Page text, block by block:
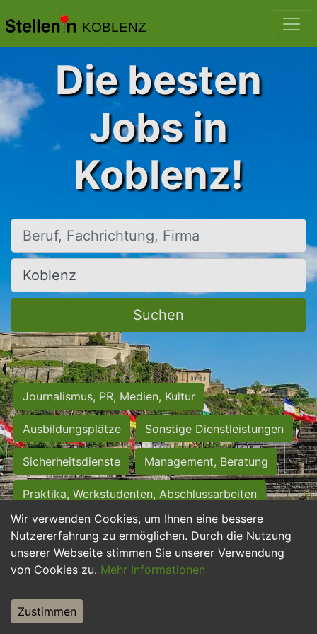
KOBLENZ
Wir verwenden Cookies, um Ihnen eine bessere
Nutzererfahrung zu ermöglichen. Durch die Nutzung
unserer Webseite stimmen Sie unserer Verwendung
von Cookies zu. Mehr Informationen
Zustimmen
Die besten
Jobs in
Koblenz!
Beruf, Fachrichtung, Firma
Ort, Stadt
Suchen
Journalismus, PR, Medien, Kultur
Ausbildungsplätze Sonstige Dienstleistungen
Sicherheitsdienste Management, Beratung
Praktika, Werkstudenten, Abschlussarbeiten
Personalwesen Assistenz, Sekretariat
Hilfskräfte, Aushilfs- und Nebenjobs
Weiterbildung, Studium, duale Ausbildung